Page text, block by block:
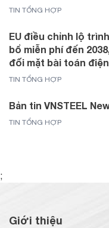
TIN TỔNG HỢP
EU điều chỉnh lộ
bổ miễn phí đến
đối mặt bài toán
TIN TỔNG HỢP
Bản tin VNSTEEL
TIN TỔNG HỢP
;
Giới thiệu